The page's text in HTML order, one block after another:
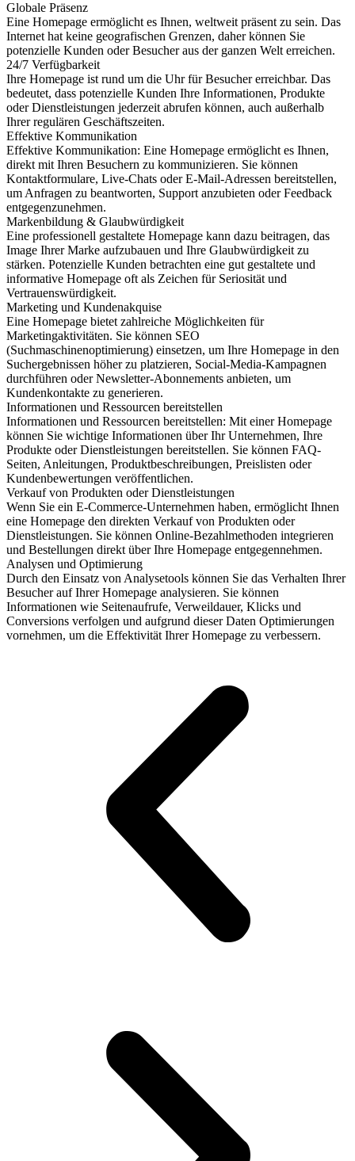
Globale Präsenz
Eine Homepage ermöglicht es Ihnen, weltweit präsent zu sein. Das
Internet hat keine geografischen Grenzen, daher können Sie
potenzielle Kunden oder Besucher aus der ganzen Welt erreichen.
24/7 Verfügbarkeit
Ihre Homepage ist rund um die Uhr für Besucher erreichbar. Das
bedeutet, dass potenzielle Kunden Ihre Informationen, Produkte
oder Dienstleistungen jederzeit abrufen können, auch außerhalb
Ihrer regulären Geschäftszeiten.
Effektive Kommunikation
Effektive Kommunikation: Eine Homepage ermöglicht es Ihnen,
direkt mit Ihren Besuchern zu kommunizieren. Sie können
Kontaktformulare, Live-Chats oder E-Mail-Adressen bereitstellen,
um Anfragen zu beantworten, Support anzubieten oder Feedback
entgegenzunehmen.
Markenbildung & Glaubwürdigkeit
Eine professionell gestaltete Homepage kann dazu beitragen, das
Image Ihrer Marke aufzubauen und Ihre Glaubwürdigkeit zu
stärken. Potenzielle Kunden betrachten eine gut gestaltete und
informative Homepage oft als Zeichen für Seriosität und
Vertrauenswürdigkeit.
Marketing und Kundenakquise
Eine Homepage bietet zahlreiche Möglichkeiten für
Marketingaktivitäten. Sie können SEO
(Suchmaschinenoptimierung) einsetzen, um Ihre Homepage in den
Suchergebnissen höher zu platzieren, Social-Media-Kampagnen
durchführen oder Newsletter-Abonnements anbieten, um
Kundenkontakte zu generieren.
Informationen und Ressourcen bereitstellen
Informationen und Ressourcen bereitstellen: Mit einer Homepage
können Sie wichtige Informationen über Ihr Unternehmen, Ihre
Produkte oder Dienstleistungen bereitstellen. Sie können FAQ-
Seiten, Anleitungen, Produktbeschreibungen, Preislisten oder
Kundenbewertungen veröffentlichen.
Verkauf von Produkten oder Dienstleistungen
Wenn Sie ein E-Commerce-Unternehmen haben, ermöglicht Ihnen
eine Homepage den direkten Verkauf von Produkten oder
Dienstleistungen. Sie können Online-Bezahlmethoden integrieren
und Bestellungen direkt über Ihre Homepage entgegennehmen.
Analysen und Optimierung
Durch den Einsatz von Analysetools können Sie das Verhalten Ihrer
Besucher auf Ihrer Homepage analysieren. Sie können
Informationen wie Seitenaufrufe, Verweildauer, Klicks und
Conversions verfolgen und aufgrund dieser Daten Optimierungen
vornehmen, um die Effektivität Ihrer Homepage zu verbessern.